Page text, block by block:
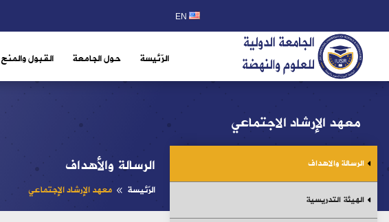
EN
الرّئيسة حول الجامعة القبول والمنح
الرسالة والأهداف
الرّئيسة 8 معهد الإرشاد الإجتماعي
معهد الإرشاد الاجتماعي
الرسالة والاهداف
الهيئة التدريسية